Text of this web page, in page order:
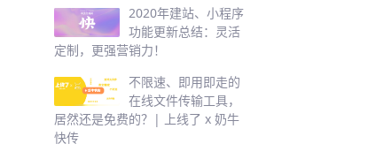
2020年建站、小程序
功能更新总结：灵活
定制，更强营销力！
不限速、即用即走的
在线文件传输工具，
居然还是免费的？| 上线了 x 奶牛
快传